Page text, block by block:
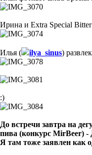
Ирина и Extra Special Bitter
Илья ( ilya_sinus)
:)
До встречи завтра на
пива (конкурс MirBeer) -
Я там тоже заявлен как